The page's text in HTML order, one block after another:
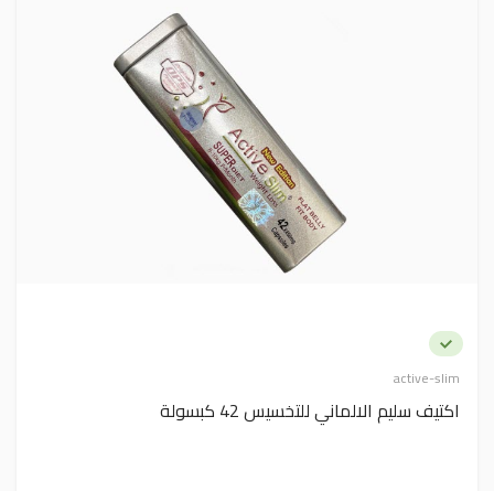
active-slim
اكتيف سليم الالماني للتخسيس 42 كبسولة